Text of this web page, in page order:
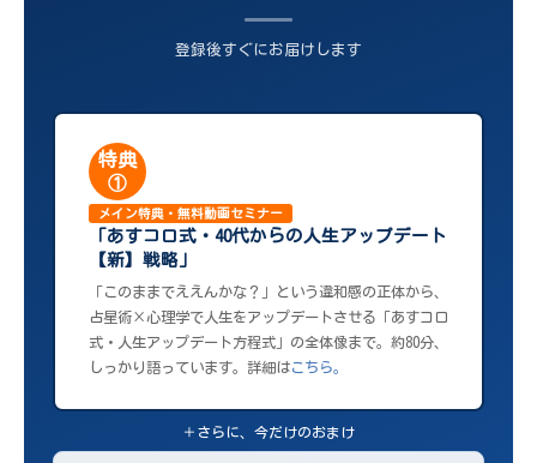
登録後すぐにお届けします
特典
①
メイン特典・無料動画セミナー
「あすコロ式・40代からの人生アップデート
【新】戦略」
「このままでええんかな？」という違和感の正体から、
占星術×心理学で人生をアップデートさせる「あすコロ
式・人生アップデート方程式」の全体像まで。約80分、
しっかり語っています。詳細はこちら。
＋さらに、今だけのおまけ